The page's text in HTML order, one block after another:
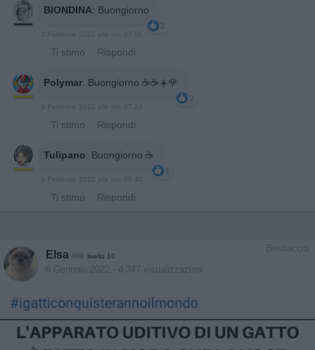
BIONDINA: Buongiorno
2
1 Febbraio 2022 alle ore 07:06
· Ti stimo · Rispondi
Polymar: Buongiorno ☕️☕️☀️🌹
2
1 Febbraio 2022 alle ore 07:23
· Ti stimo · Rispondi
Tulipano: Buongiorno ☕
1
1 Febbraio 2022 alle ore 08:40
· Ti stimo · Rispondi
Bestiaccia
Elsa livello 10
6 Gennaio 2022 - 4.347 visualizzazioni